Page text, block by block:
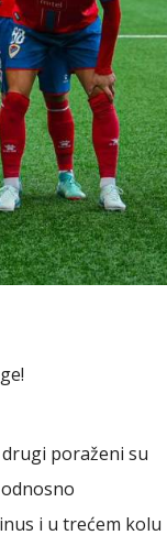
poraženi su
i u trećem kolu